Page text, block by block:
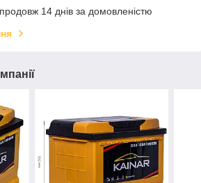
14 днів за домовленістю